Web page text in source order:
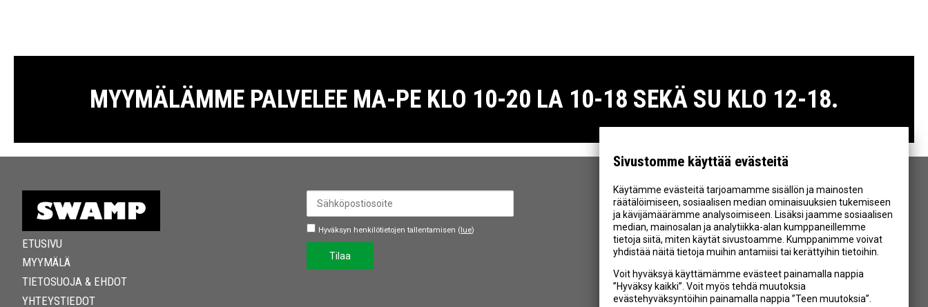
Sivustomme käyttää evästeitä
Käytämme evästeitä tarjoamamme sisällön ja mainosten
räätälöimiseen, sosiaalisen median ominaisuuksien tukemiseen
ja kävijämäärämme analysoimiseen. Lisäksi jaamme sosiaalisen
median, mainosalan ja analytiikka-alan kumppaneillemme
tietoja siitä, miten käytät sivustoamme. Kumppanimme voivat
yhdistää näitä tietoja muihin antamiisi tai kerättyihin tietoihin.
Voit hyväksyä käyttämämme evästeet painamalla nappia
”Hyväksy kaikki”. Voit myös tehdä muutoksia
evästehyväksyntöihin painamalla nappia ”Teen muutoksia”.
MYYMÄLÄMME PALVELEE MA-PE KLO 10-20 LA 10-18 SEKÄ SU KLO 12-18.
ETUSIVU
MYYMÄLÄ
TIETOSUOJA & EHDOT
YHTEYSTIEDOT
Hyväksyn henkilötietojen tallentamisen ( lue)
Tilaa
SEURAA MEITÄ